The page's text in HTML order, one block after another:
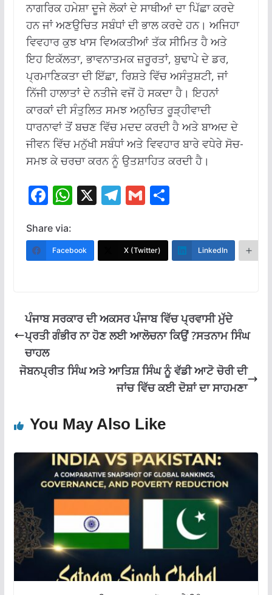
ਨਾਗਰਿਕ ਹਮੇਸ਼ਾ ਦੂਜੇ ਲੋਕਾਂ ਦੇ ਸਾਥੀਆਂ ਦਾ ਪਿੱਛਾ ਕਰਦੇ
ਹਨ ਜਾਂ ਅਣਉਚਿਤ ਸਬੰਧਾਂ ਦੀ ਭਾਲ ਕਰਦੇ ਹਨ। ਅਜਿਹਾ
ਵਿਵਹਾਰ ਕੁਝ ਖਾਸ ਵਿਅਕਤੀਆਂ ਤੱਕ ਸੀਮਿਤ ਹੈ ਅਤੇ
ਇਹ ਇਕੱਲਤਾ, ਭਾਵਨਾਤਮਕ ਜ਼ਰੂਰਤਾਂ, ਬੁਢਾਪੇ ਦੇ ਡਰ,
ਪ੍ਰਮਾਣਿਕਤਾ ਦੀ ਇੱਛਾ, ਰਿਸ਼ਤੇ ਵਿੱਚ ਅਸੰਤੁਸ਼ਟੀ, ਜਾਂ
ਨਿੱਜੀ ਹਾਲਾਤਾਂ ਦੇ ਨਤੀਜੇ ਵਜੋਂ ਹੋ ਸਕਦਾ ਹੈ। ਇਹਨਾਂ
ਕਾਰਕਾਂ ਦੀ ਸੰਤੁਲਿਤ ਸਮਝ ਅਨੁਚਿਤ ਰੂੜ੍ਹੀਵਾਦੀ
ਧਾਰਨਾਵਾਂ ਤੋਂ ਬਚਣ ਵਿੱਚ ਮਦਦ ਕਰਦੀ ਹੈ ਅਤੇ ਬਾਅਦ ਦੇ
ਜੀਵਨ ਵਿੱਚ ਮਨੁੱਖੀ ਸਬੰਧਾਂ ਅਤੇ ਵਿਵਹਾਰ ਬਾਰੇ ਵਧੇਰੇ ਸੋਚ-
ਸਮਝ ਕੇ ਚਰਚਾ ਕਰਨ ਨੂੰ ਉਤਸ਼ਾਹਿਤ ਕਰਦੀ ਹੈ।
F
e
b
k
W
at
s
p
X T
e
gr
G
ai
l
S
ar
e
Share via:
Facebook X (Twitter) LinkedIn
ਪੰਜਾਬ ਸਰਕਾਰ ਦੀ ਅਕਸਰ ਪੰਜਾਬ ਵਿੱਚ ਪ੍ਰਵਾਸੀ ਮੁੱਦੇ
ਪ੍ਰਤੀ ਗੰਭੀਰ ਨਾ ਹੋਣ ਲਈ ਆਲੋਚਨਾ ਕਿਉਂ ?ਸਤਨਾਮ ਸਿੰਘ
ਚਾਹਲ
ਜੋਬਨਪ੍ਰੀਤ ਸਿੰਘ ਅਤੇ ਆਤਿਸ਼ ਸਿੰਘ ਨੂੰ ਵੱਡੀ ਆਟੋ ਚੋਰੀ ਦੀ
ਜਾਂਚ ਵਿੱਚ ਕਈ ਦੋਸ਼ਾਂ ਦਾ ਸਾਹਮਣਾ
You May Also Like